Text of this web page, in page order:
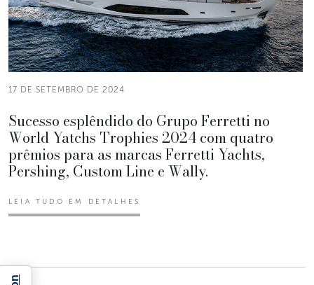
17 DE SETEMBRO DE 2024
Sucesso esplêndido do Grupo Ferretti no
World Yatchs Trophies 2024 com quatro
prêmios para as marcas Ferretti Yachts,
Pershing, Custom Line e Wally.
LEIA TUDO EM DETALHES